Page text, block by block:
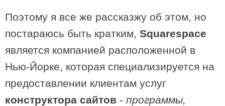
Поэтому я все же рассказжу об этом, но
постараюсь быть кратким, Squarespace
является компанией расположенной в
Нью-Йорке, которая специализируется на
предоставлении клиентам услуг
конструктора сайтов - программы,